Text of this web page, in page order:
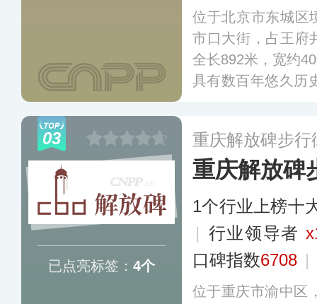
位于北京市东城区
市口大街，占王府
全长892米，宽约
具有数百年悠久历
03
已点亮标签： 4个
重庆解放碑步行
重庆解放碑
1个行业上榜十
| 行业领导者
口碑指数6708 |
位于重庆市渝中区